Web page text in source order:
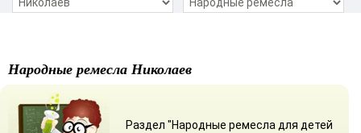
Народные ремесла Николаев
Раздел "Народные ремесла для детей